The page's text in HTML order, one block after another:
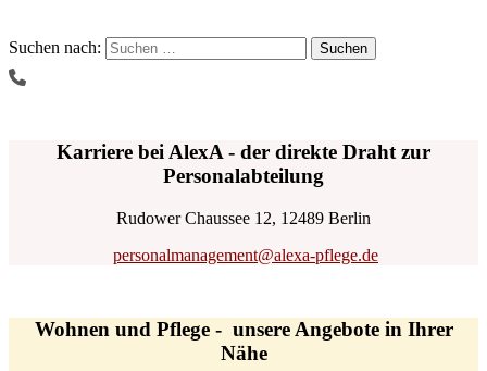
Suchen nach:
Karriere bei AlexA - der direkte Draht zur
Personalabteilung
Rudower Chaussee 12, 12489 Berlin
personalmanagement@alexa-pflege.de
Wohnen und Pflege - unsere Angebote in Ihrer
Nähe